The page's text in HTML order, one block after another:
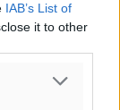
IAB’s List of
it to other